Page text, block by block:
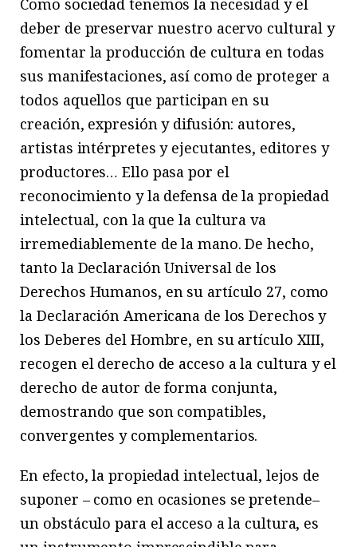
Como sociedad tenemos la necesidad y el
deber de preservar nuestro acervo cultural y
fomentar la producción de cultura en todas
sus manifestaciones, así como de proteger a
todos aquellos que participan en su
creación, expresión y difusión: autores,
artistas intérpretes y ejecutantes, editores y
productores… Ello pasa por el
reconocimiento y la defensa de la propiedad
intelectual, con la que la cultura va
irremediablemente de la mano. De hecho,
tanto la Declaración Universal de los
Derechos Humanos, en su artículo 27, como
la Declaración Americana de los Derechos y
los Deberes del Hombre, en su artículo XIII,
recogen el derecho de acceso a la cultura y el
derecho de autor de forma conjunta,
demostrando que son compatibles,
convergentes y complementarios.
En efecto, la propiedad intelectual, lejos de
suponer – como en ocasiones se pretende–
un obstáculo para el acceso a la cultura, es